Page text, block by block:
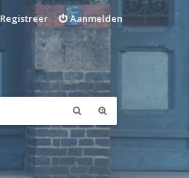
Aanmelden
Registreer